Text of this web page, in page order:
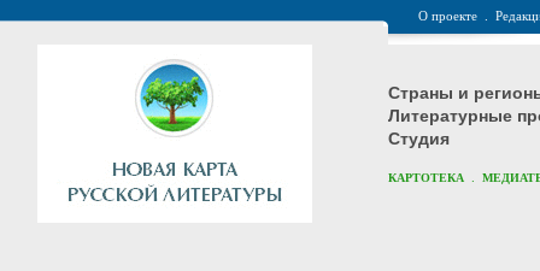
О проекте
Страны и
Литературные
Студия
КАРТОТЕКА